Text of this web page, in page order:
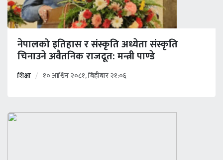
नेपालको इतिहास र संस्कृति अध्येता संस्कृति
चिनाउने अवैतनिक राजदूत: मन्त्री पाण्डे
शिक्षा १० आश्विन २०८१, बिहीबार २१:०६